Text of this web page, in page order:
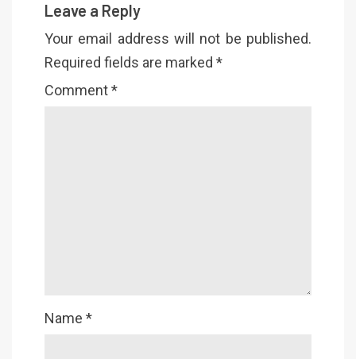
Leave a Reply
Your email address will not be published.
Required fields are marked *
Comment*
Name *